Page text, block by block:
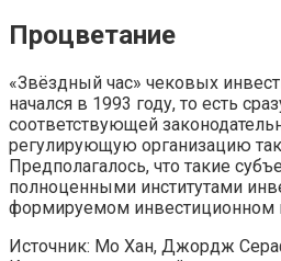
Процветание
«Звёздный час» чековых
начался в 1993 году, то есть
соответствующей
регулирующую организацию
Предполагалось, что такие
полноценными институтами
формируемом инвестиционном
Источник: Мо Хан, Джордж